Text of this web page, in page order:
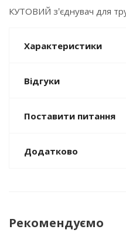
КУТОВИЙ з'єднувач для
Характеристики
Відгуки
Поставити питання
Додатково
Рекомендуємо